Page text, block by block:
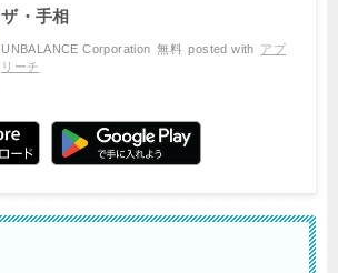
ザ・手相
UNBALANCE Corporation 無料 posted with アプ
リーチ